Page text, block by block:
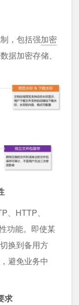
，包括强加密
据加密存储、
、HTTP、
功能。即使某
换到备用方
避免业务中
求